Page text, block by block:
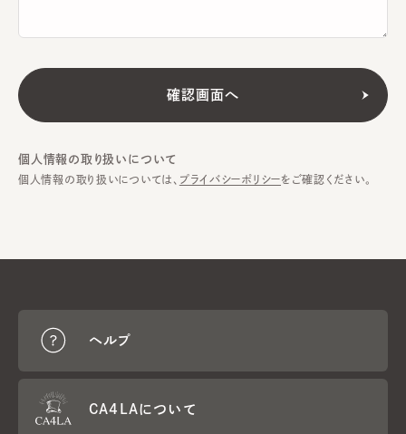
個人情報の取り扱いについて
個人情報の取り扱いについては、 プライバシーポリシーをご確認ください。
ヘルプ
CA4LAについて